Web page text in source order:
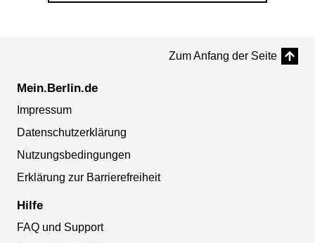
Zum Anfang der Seite
Mein.Berlin.de
Impressum
Datenschutzerklärung
Nutzungsbedingungen
Erklärung zur Barrierefreiheit
Hilfe
FAQ und Support